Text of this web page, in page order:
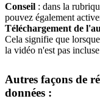
Conseil : dans la
pouvez également
Téléchargement de
Cela signifie que
la vidéo n'est pas
Autres façons de
données :